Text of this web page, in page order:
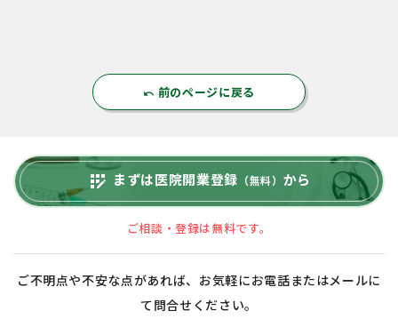
undo 前のページに戻る
app_registration まずは医院開業登録 （無料） から
ご相談・登録は無料です。
ご不明点や不安な点があれば、お気軽にお電話またはメールに
て問合せください。